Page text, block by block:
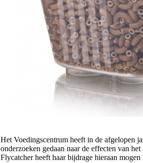
Het Voedingscentrum heeft in de afgelopen
onderzoeken gedaan naar de effecten van
Flycatcher heeft haar bijdrage hieraan